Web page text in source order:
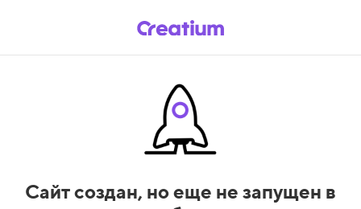
Сайт создан, но еще не запущен в